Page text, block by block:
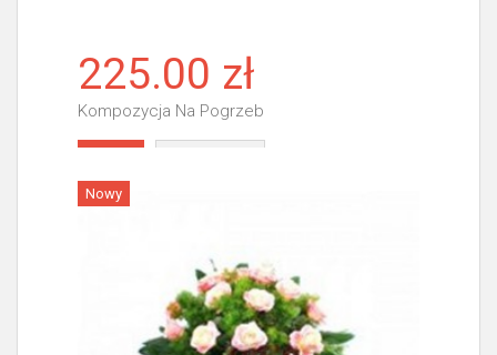
225.00 zł
Kompozycja Na Pogrzeb
Nowy